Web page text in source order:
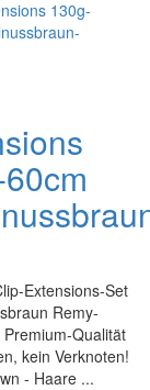
Extensions-Set
Remy-
Qualität
kein Verknoten!
- Haare ...